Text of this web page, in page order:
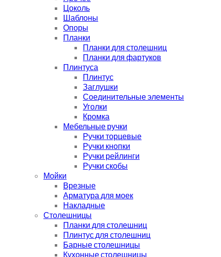
Цоколь
Шаблоны
Опоры
Планки
Планки для столешниц
Планки для фартуков
Плинтуса
Плинтус
Заглушки
Соединительные элементы
Уголки
Кромка
Мебельные ручки
Ручки торцевые
Ручки кнопки
Ручки рейлинги
Ручки скобы
Мойки
Врезные
Арматура для моек
Накладные
Столешницы
Планки для столешниц
Плинтус для столешниц
Барные столешницы
Кухонные столешницы